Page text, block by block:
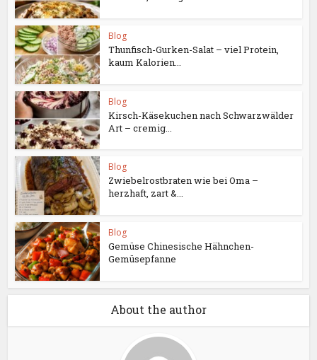
Blog
Thunfisch-Gurken-Salat – viel Protein,
kaum Kalorien...
Blog
Kirsch-Käsekuchen nach Schwarzwälder
Art – cremig...
Blog
Zwiebelrostbraten wie bei Oma –
herzhaft, zart &...
Blog
Gemüse Chinesische Hähnchen-
Gemüsepfanne
About the author